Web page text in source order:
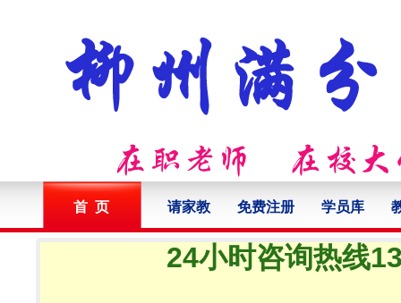
首 页 请家教 免费注册 学员库
24小时咨询热线